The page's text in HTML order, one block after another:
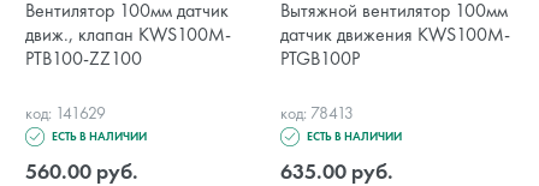
Вентилятор 100мм датчик
движ., клапан KWS100M-
PTB100-ZZ100
код: 141629
ЕСТЬ В НАЛИЧИИ
560.00 руб.
Вытяжной вентилятор 100мм
датчик движения KWS100M-
PTGB100P
код: 78413
ЕСТЬ В НАЛИЧИИ
635.00 руб.